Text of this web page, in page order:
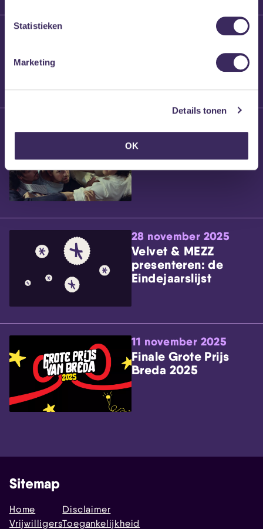
Statistieken
Marketing
Details tonen
OK
Brennt Vanneste
Willem’s Blog: Ão
28 november 2025
Velvet & MEZZ
presenteren: de
Eindejaarslijst
11 november 2025
Finale Grote Prijs
Breda 2025
Sitemap
Home
Vrijwilligers
Disclaimer
Toegankelijkheid